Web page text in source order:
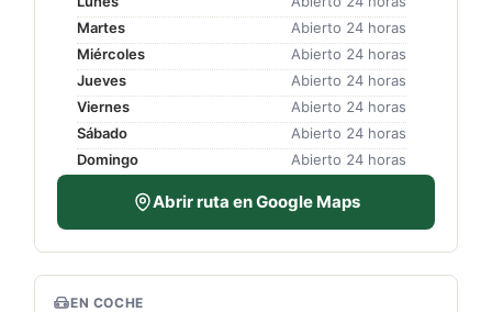
Martes
Abierto 24 horas
Miércoles
Abierto 24 horas
Jueves
Abierto 24 horas
Viernes
Abierto 24 horas
Sábado
Abierto 24 horas
Domingo
Abierto 24 horas
Abrir ruta en Google Maps
EN COCHE